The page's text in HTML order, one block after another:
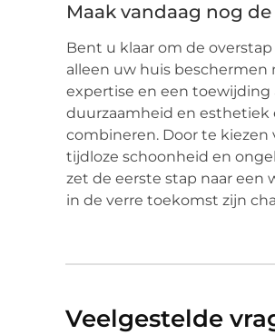
Maak vandaag nog
Bent u klaar om de
alleen uw huis beschermen
expertise en een toewijding
duurzaamheid en
combineren. Door te
tijdloze schoonheid en
zet de eerste stap naar een
in de verre toekomst zijn
Veelgestelde